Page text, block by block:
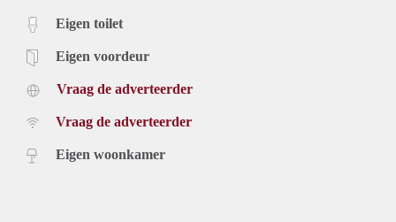
Eigen toilet
Eigen voordeur
Vraag de adverteerder
Vraag de adverteerder
Eigen woonkamer